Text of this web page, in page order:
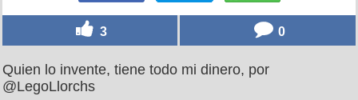
Quien lo invente, tiene todo mi dinero, por
@LegoLlorchs